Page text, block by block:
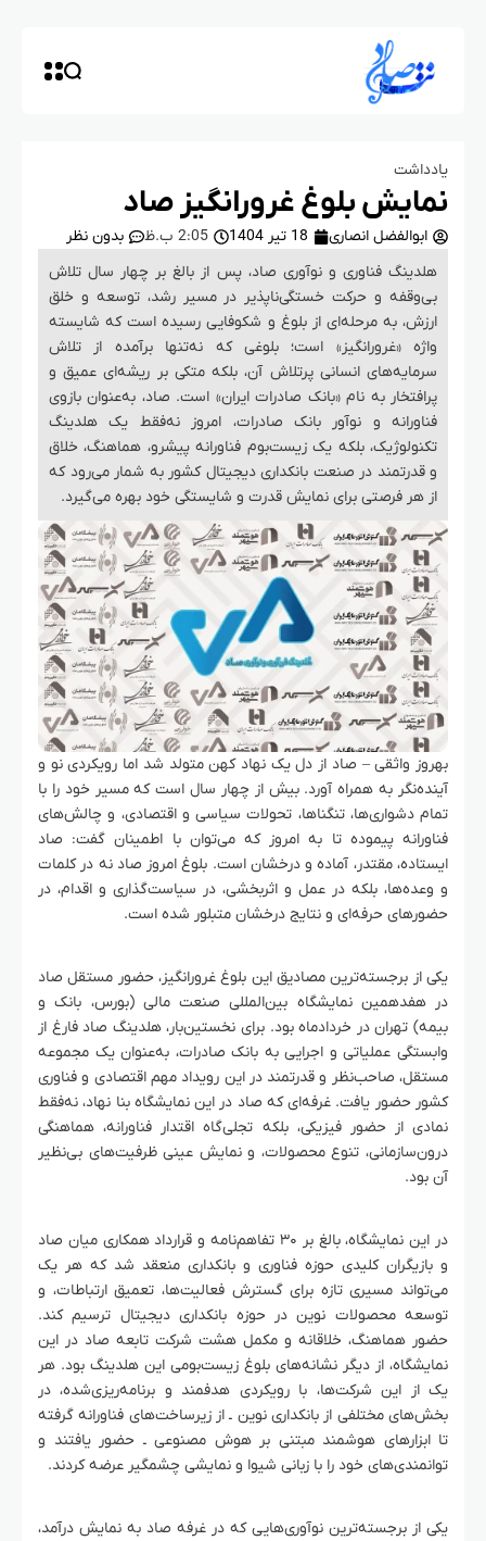
یادداشت
نمایش بلوغ غرورانگیز صاد
ابوالفضل انصاری 18 تیر 1404 2:05 ب.ظ
بدون نظر
هلدینگ فناوری و نوآوری صاد، پس از بالغ بر چهار سال تلاش
بی‌وقفه و حرکت خستگی‌ناپذیر در مسیر رشد، توسعه و خلق
ارزش، به مرحله‌ای از بلوغ و شکوفایی رسیده است که شایسته
واژه «غرورانگیز» است؛ بلوغی که نه‌تنها برآمده از تلاش
سرمایه‌های انسانی پرتلاش آن، بلکه متکی بر ریشه‌ای عمیق و
پرافتخار به نام «بانک صادرات ایران» است. صاد، به‌عنوان بازوی
فناورانه و نوآور بانک صادرات، امروز نه‌فقط یک هلدینگ
تکنولوژیک، بلکه یک زیست‌بوم فناورانه پیشرو، هماهنگ، خلاق
و قدرتمند در صنعت بانکداری دیجیتال کشور به شمار می‌رود که
از هر فرصتی برای نمایش قدرت و شایستگی خود بهره می‌گیرد.
بهروز واثقی – صاد از دل یک نهاد کهن متولد شد اما رویکردی نو و
آینده‌نگر به همراه آورد. بیش از چهار سال است که مسیر خود را با
تمام دشواری‌ها، تنگناها، تحولات سیاسی و اقتصادی، و چالش‌های
فناورانه پیموده تا به امروز که می‌توان با اطمینان گفت: صاد
ایستاده، مقتدر، آماده و درخشان است. بلوغ امروز صاد نه در کلمات
و وعده‌ها، بلکه در عمل و اثربخشی، در سیاست‌گذاری و اقدام، در
حضورهای حرفه‌ای و نتایج درخشان متبلور شده است.
یکی از برجسته‌ترین مصادیق این بلوغ غرورانگیز، حضور مستقل صاد
در هفدهمین نمایشگاه بین‌المللی صنعت مالی (بورس، بانک و
بیمه) تهران در خردادماه بود. برای نخستین‌بار، هلدینگ صاد فارغ از
وابستگی عملیاتی و اجرایی به بانک صادرات، به‌عنوان یک مجموعه
مستقل، صاحب‌نظر و قدرتمند در این رویداد مهم اقتصادی و فناوری
کشور حضور یافت. غرفه‌ای که صاد در این نمایشگاه بنا نهاد، نه‌فقط
نمادی از حضور فیزیکی، بلکه تجلی‌گاه اقتدار فناورانه، هماهنگی
درون‌سازمانی، تنوع محصولات، و نمایش عینی ظرفیت‌های بی‌نظیر
آن بود.
در این نمایشگاه، بالغ بر ۳۰ تفاهم‌نامه و قرارداد همکاری میان صاد
و بازیگران کلیدی حوزه فناوری و بانکداری منعقد شد که هر یک
می‌تواند مسیری تازه برای گسترش فعالیت‌ها، تعمیق ارتباطات، و
توسعه محصولات نوین در حوزه بانکداری دیجیتال ترسیم کند.
حضور هماهنگ، خلاقانه و مکمل هشت شرکت تابعه صاد در این
نمایشگاه، از دیگر نشانه‌های بلوغ زیست‌بومی این هلدینگ بود. هر
یک از این شرکت‌ها، با رویکردی هدفمند و برنامه‌ریزی‌شده، در
بخش‌های مختلفی از بانکداری نوین ـ از زیرساخت‌های فناورانه گرفته
تا ابزارهای هوشمند مبتنی بر هوش مصنوعی ـ حضور یافتند و
توانمندی‌های خود را با زبانی شیوا و نمایشی چشمگیر عرضه کردند.
یکی از برجسته‌ترین نوآوری‌هایی که در غرفه صاد به نمایش درآمد،